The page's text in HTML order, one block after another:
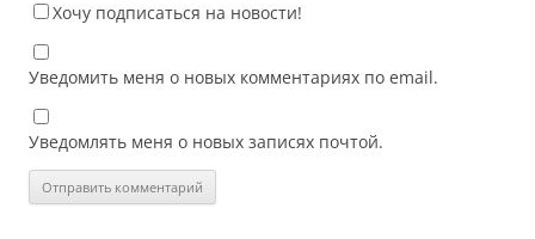
Хочу подписаться на новости!
Уведомить меня о новых комментариях по email.
Уведомлять меня о новых записях почтой.